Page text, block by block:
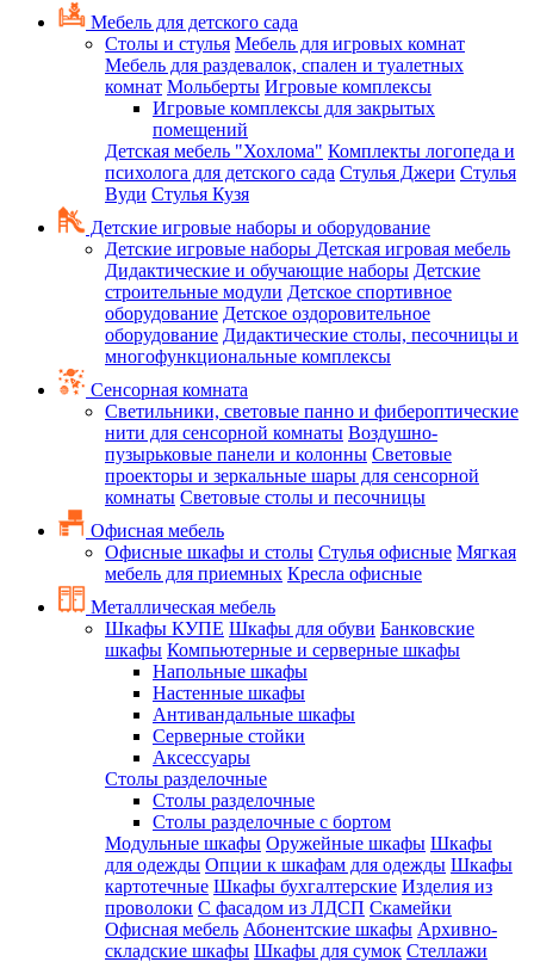
Мебель для детского сада
Столы и стулья Мебель для игровых комнат
Мебель для раздевалок, спален и туалетных
комнат Мольберты Игровые комплексы
Игровые комплексы для закрытых
помещений
Детская мебель "Хохлома" Комплекты логопеда и
психолога для детского сада Стулья Джери Стулья
Вуди Стулья Кузя
Детские игровые наборы и оборудование
Детские игровые наборы Детская игровая мебель
Дидактические и обучающие наборы Детские
строительные модули Детское спортивное
оборудование Детское оздоровительное
оборудование Дидактические столы, песочницы и
многофункциональные комплексы
Сенсорная комната
Светильники, световые панно и фибероптические
нити для сенсорной комнаты Воздушно-
пузырьковые панели и колонны Световые
проекторы и зеркальные шары для сенсорной
комнаты Световые столы и песочницы
Офисная мебель
Офисные шкафы и столы Стулья офисные Мягкая
мебель для приемных Кресла офисные
Металлическая мебель
Шкафы КУПЕ Шкафы для обуви Банковские
шкафы Компьютерные и серверные шкафы
Напольные шкафы
Настенные шкафы
Антивандальные шкафы
Серверные стойки
Аксессуары
Столы разделочные
Столы разделочные
Столы разделочные с бортом
Модульные шкафы Оружейные шкафы Шкафы
для одежды Опции к шкафам для одежды Шкафы
картотечные Шкафы бухгалтерские Изделия из
проволоки С фасадом из ЛДСП Скамейки
Офисная мебель Абонентские шкафы Архивно-
складские шкафы Шкафы для сумок Стеллажи